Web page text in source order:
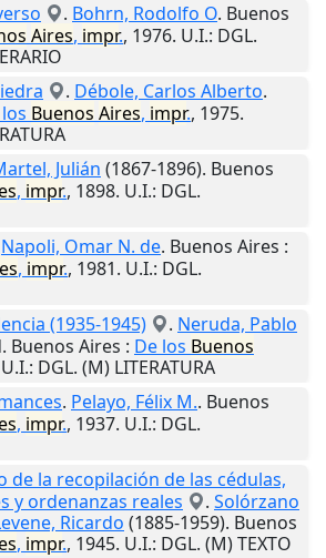
. Bohrn, Rodolfo O. Buenos
Aires, impr., 1976. U.I.: DGL.
. Débole, Carlos Alberto.
Buenos Aires, impr., 1975.
Julián (1867-1896). Buenos
, impr., 1898. U.I.: DGL.
Napoli, Omar N. de. Buenos Aires :
, impr., 1981. U.I.: DGL.
(1935-1945)
. Neruda, Pablo
Buenos Aires : De los Buenos
U.I.: DGL. (M) LITERATURA
. Pelayo, Félix M.. Buenos
, impr., 1937. U.I.: DGL.
de la recopilación de las cédulas,
y ordenanzas reales
. Solórzano
Ricardo (1885-1959). Buenos
, impr., 1945. U.I.: DGL. (M) TEXTO